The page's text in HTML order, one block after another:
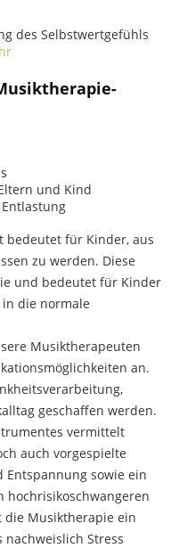
des Selbstwertgefühls
und Kind
bedeutet für Kinder, aus
zu werden. Diese
und bedeutet für Kinder
die normale
Musiktherapeuten
an.
geschaffen werden.
vermittelt
auch vorgespielte
sowie ein
hochrisikoschwangeren
die Musiktherapie ein
Stress